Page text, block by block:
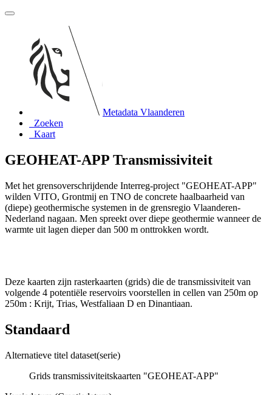
Metadata Vlaanderen
Zoeken
Kaart
GEOHEAT-APP Transmissiviteit
Met het grensoverschrijdende Interreg-project "GEOHEAT-APP"
wilden VITO, Grontmij en TNO de concrete haalbaarheid van
(diepe) geothermische systemen in de grensregio Vlaanderen-
Nederland nagaan. Men spreekt over diepe geothermie wanneer de
warmte uit lagen dieper dan 500 m onttrokken wordt.
Deze kaarten zijn rasterkaarten (grids) die de transmissiviteit van
volgende 4 potentiële reservoirs voorstellen in cellen van 250m op
250m : Krijt, Trias, Westfaliaan D en Dinantiaan.
Standaard
Alternatieve titel dataset(serie)
Grids transmissiviteitskaarten "GEOHEAT-APP"